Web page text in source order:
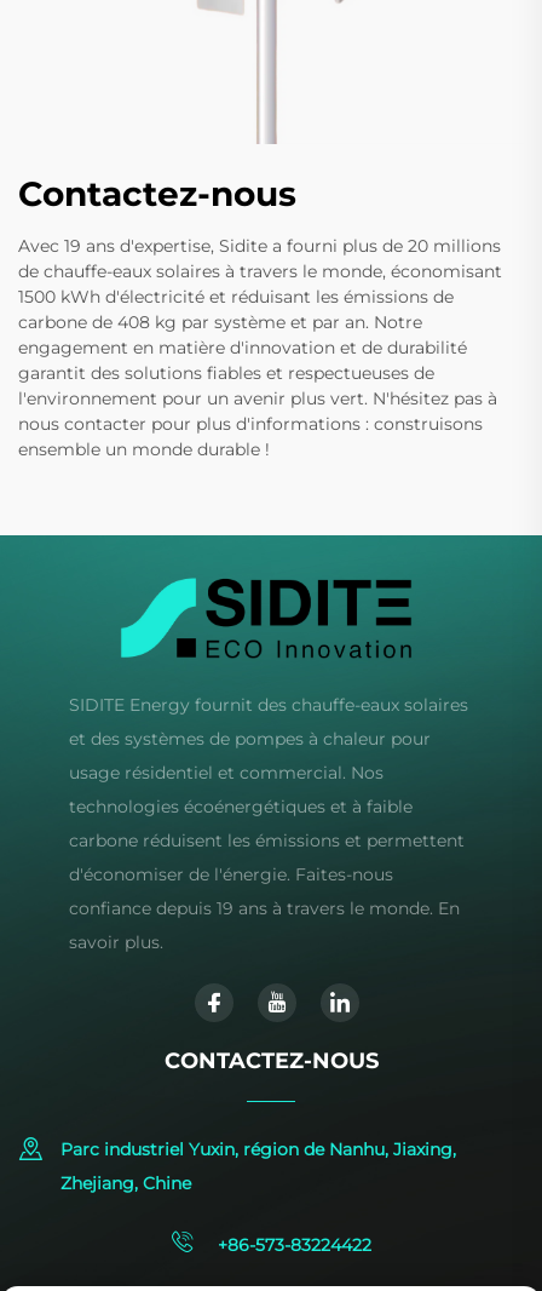
Contactez-nous
Avec 19 ans d'expertise, Sidite a fourni plus de 20 millions
de chauffe-eaux solaires à travers le monde, économisant
1500 kWh d'électricité et réduisant les émissions de
carbone de 408 kg par système et par an. Notre
engagement en matière d'innovation et de durabilité
garantit des solutions fiables et respectueuses de
l'environnement pour un avenir plus vert. N'hésitez pas à
nous contacter pour plus d'informations : construisons
ensemble un monde durable !
SIDITE Energy fournit des chauffe-eaux solaires
et des systèmes de pompes à chaleur pour
usage résidentiel et commercial. Nos
technologies écoénergétiques et à faible
carbone réduisent les émissions et permettent
d'économiser de l'énergie. Faites-nous
confiance depuis 19 ans à travers le monde. En
savoir plus.
CONTACTEZ-NOUS
Parc industriel Yuxin, région de Nanhu, Jiaxing,
Zhejiang, Chine
+86-573-83224422